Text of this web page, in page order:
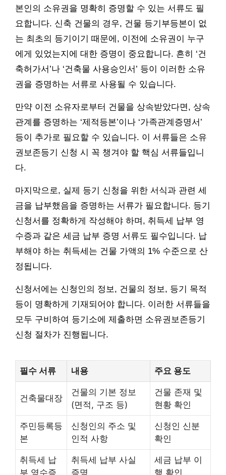
본인의 소유권을 명확히 증명할 수 있는 서류도 필
요합니다. 신축 건물의 경우, 건물 등기부등본이 없
는 최초의 등기이기 때문에, 이전에 소유권이 누구
에게 있었는지에 대한 증명이 중요합니다. 흔히 ‘건
축허가서’나 ‘건축물 사용승인서’ 등이 이러한 소유
권을 증명하는 서류로 사용될 수 있습니다.
만약 이전 소유자로부터 건물을 상속받았다면, 상속
관계를 증명하는 ‘제적등본’이나 ‘가족관계증명서’
등이 추가로 필요할 수 있습니다. 이 서류들은 소유
권보존등기 신청 시 꼭 챙겨야 할 핵심 서류들입니
다.
마지막으로, 실제 등기 신청을 위한 서식과 관련 세
금을 납부했음을 증명하는 서류가 필요합니다. 등기
신청서를 정확하게 작성해야 하며, 취득세 납부 영
수증과 같은 세금 납부 증명 서류도 필수입니다. 납
부해야 하는 취득세는 건물 가액의 1% 수준으로 산
정됩니다.
신청서에는 신청인의 정보, 건물의 정보, 등기 목적
등이 명확하게 기재되어야 합니다. 이러한 서류들을
모두 구비하여 등기소에 제출하면 소유권보존등기
신청 절차가 진행됩니다.
필수 서류 내용 주요 용도
건축물대장
건물의 기본 정보
(면적, 구조 등)
건물 존재 및
현황 확인
주민등록등
본
신청인의 주소 및
인적 사항
신청인 신분
확인
취득세 납
부 영수증
취득세 납부 사실
증명
세금 납부 이
행 확인